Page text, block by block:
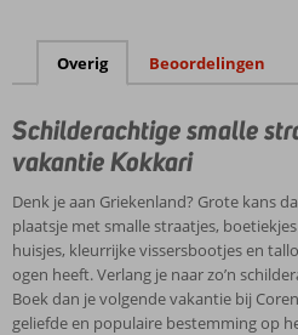
Overig Beoordelingen
Schilderachtige smalle
vakantie Kokkari
Denk je aan Griekenland? Grote kans
plaatsje met smalle straatjes,
huisjes, kleurrijke vissersbootjes en
ogen heeft. Verlang je naar zo’n
Boek dan je volgende vakantie bij
geliefde en populaire bestemming op